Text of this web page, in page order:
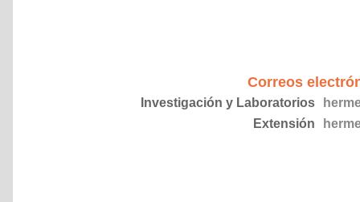
Correos
Investigación y Laboratorios
Extensión